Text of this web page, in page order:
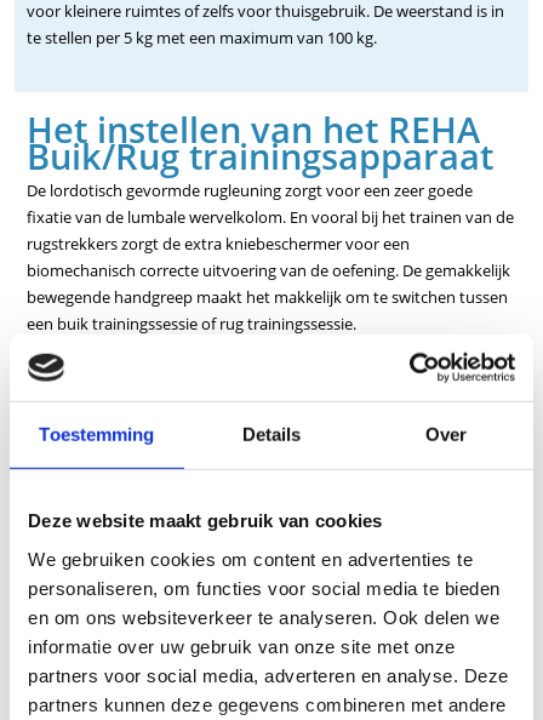
Toestemming Details Over
Deze website maakt gebruik van cookies
We gebruiken cookies om content en advertenties te
personaliseren, om functies voor social media te bieden
en om ons websiteverkeer te analyseren. Ook delen we
informatie over uw gebruik van onze site met onze
partners voor social media, adverteren en analyse. Deze
partners kunnen deze gegevens combineren met andere
voor kleinere ruimtes of zelfs voor thuisgebruik. De weerstand is in
te stellen per 5 kg met een maximum van 100 kg.
Het instellen van het REHA
Buik/Rug trainingsapparaat
De lordotisch gevormde rugleuning zorgt voor een zeer goede
fixatie van de lumbale wervelkolom. En vooral bij het trainen van de
rugstrekkers zorgt de extra kniebeschermer voor een
biomechanisch correcte uitvoering van de oefening. De gemakkelijk
bewegende handgreep maakt het makkelijk om te switchen tussen
een buik trainingssessie of rug trainingssessie.
Kenmerken
Multidimensionale en traploos in hoogte verstelbare zitting
Inclusief speciale geluidsisolerende elementen tussen de
halterschijven